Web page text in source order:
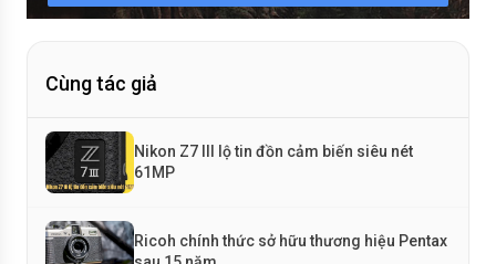
Cùng tác giả
Nikon Z7 III lộ tin đồn cảm biến siêu nét
61MP
Ricoh chính thức sở hữu thương hiệu Pentax